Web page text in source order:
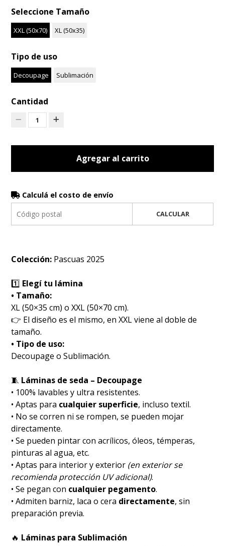
Seleccione Tamaño
XXL (50x70) XL (50x35)
Tipo de uso
Decoupage Sublimación
Cantidad
1
Agregar al carrito
Calculá el costo de envío
CALCULAR
Colección: Pascuas 2025
1️⃣ Elegí tu lámina
• Tamaño:
XL (50×35 cm) o XXL (50×70 cm).
👉 El diseño es el mismo, en XXL viene al doble de
tamaño.
• Tipo de uso:
Decoupage o Sublimación.
🧵 Láminas de seda – Decoupage
• 100% lavables y ultra resistentes.
• Aptas para cualquier superficie, incluso textil.
• No se corren ni se rompen, se pueden mojar
directamente.
• Se pueden pintar con acrílicos, óleos, témperas,
pinturas al agua, etc.
• Aptas para interior y exterior (en exterior se
recomienda protección UV adicional).
• Se pegan con cualquier pegamento.
• Admiten barniz, laca o cera directamente, sin
preparación previa.
🔥 Láminas para Sublimación